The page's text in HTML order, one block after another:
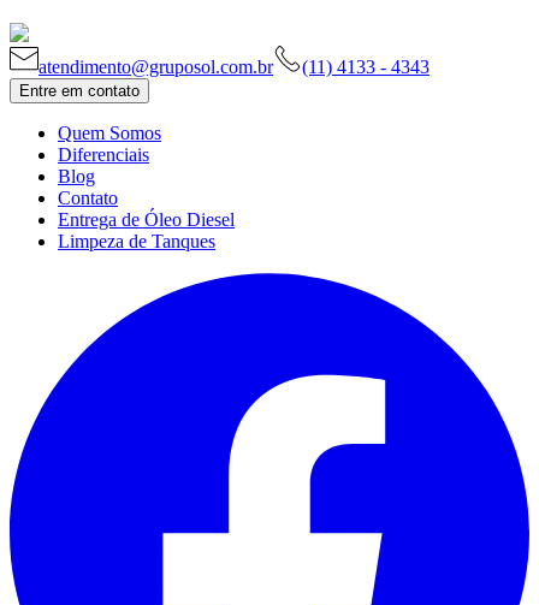
atendimento@gruposol.com.br (11) 4133 - 4343
Entre em contato
Quem Somos
Diferenciais
Blog
Contato
Entrega de Óleo Diesel
Limpeza de Tanques